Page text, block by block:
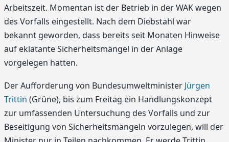
Arbeitszeit. Momentan ist der Betrieb in der WAK wegen
des Vorfalls eingestellt. Nach dem Diebstahl war
bekannt geworden, dass bereits seit Monaten Hinweise
auf eklatante Sicherheitsmängel in der Anlage
vorgelegen hatten.
Der Aufforderung von Bundesumweltminister Jürgen
Trittin (Grüne), bis zum Freitag ein Handlungskonzept
zur umfassenden Untersuchung des Vorfalls und zur
Beseitigung von Sicherheitsmängeln vorzulegen, will der